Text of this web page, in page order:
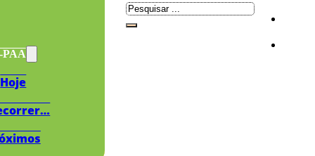
PAA
Hoje
Pesquisar